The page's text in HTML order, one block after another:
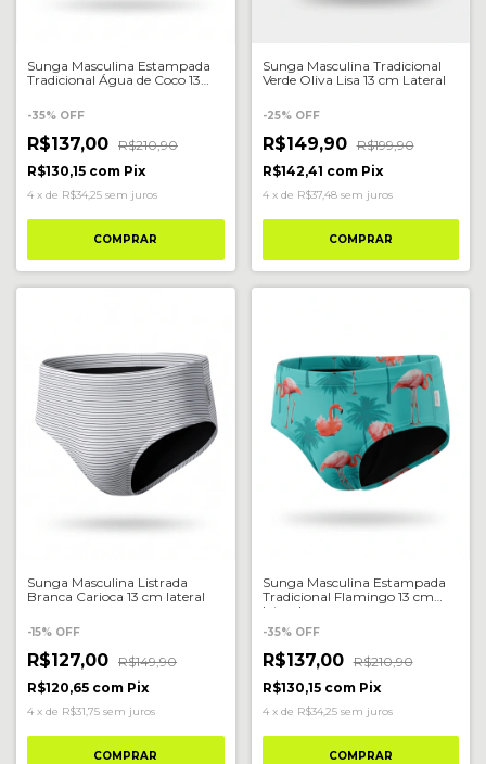
Sunga Masculina Estampada
Tradicional Água de Coco 13
-35% OFF
R$137,00 R$210,90
R$130,15 com Pix
4 x de R$34,25 sem juros
COMPRAR
Sunga Masculina Tradicional
Verde Oliva Lisa 13 cm Lateral
-25% OFF
R$149,90 R$199,90
R$142,41 com Pix
4 x de R$37,48 sem juros
COMPRAR
Sunga Masculina Listrada
Branca Carioca 13 cm lateral
-15% OFF
R$127,00 R$149,90
R$120,65 com Pix
4 x de R$31,75 sem juros
COMPRAR
Sunga Masculina Estampada
Tradicional Flamingo 13 cm
lateral
-35% OFF
R$137,00 R$210,90
R$130,15 com Pix
4 x de R$34,25 sem juros
COMPRAR